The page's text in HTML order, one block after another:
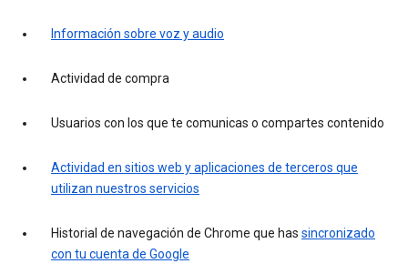
Información sobre voz y audio
Actividad de compra
Usuarios con los que te comunicas o compartes contenido
Actividad en sitios web y aplicaciones de terceros que
utilizan nuestros servicios
Historial de navegación de Chrome que has sincronizado
con tu cuenta de Google